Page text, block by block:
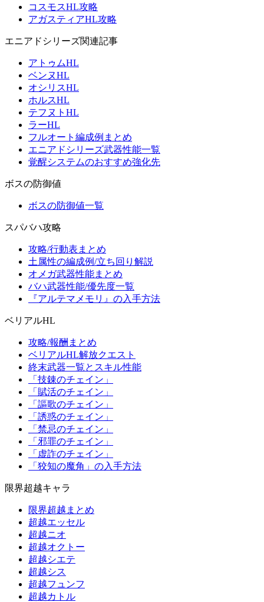
コスモスHL攻略
アガスティアHL攻略
エニアドシリーズ関連記事
アトゥムHL
ベンヌHL
オシリスHL
ホルスHL
テフヌトHL
ラーHL
フルオート編成例まとめ
エニアドシリーズ武器性能一覧
覚醒システムのおすすめ強化先
ボスの防御値
ボスの防御値一覧
スパバハ攻略
攻略/行動表まとめ
土属性の編成例/立ち回り解説
オメガ武器性能まとめ
バハ武器性能/優先度一覧
『アルテマメモリ』の入手方法
ベリアルHL
攻略/報酬まとめ
ベリアルHL解放クエスト
終末武器一覧とスキル性能
「技錬のチェイン」
「賦活のチェイン」
「謳歌のチェイン」
「誘惑のチェイン」
「禁忌のチェイン」
「邪罪のチェイン」
「虚詐のチェイン」
「狡知の魔角」の入手方法
限界超越キャラ
限界超越まとめ
超越エッセル
超越ニオ
超越オクトー
超越シエテ
超越シス
超越フュンフ
超越カトル